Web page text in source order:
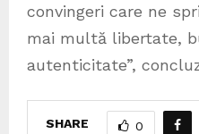
convingeri care ne
mai multă libertate,
autenticitate”,
SHARE 0